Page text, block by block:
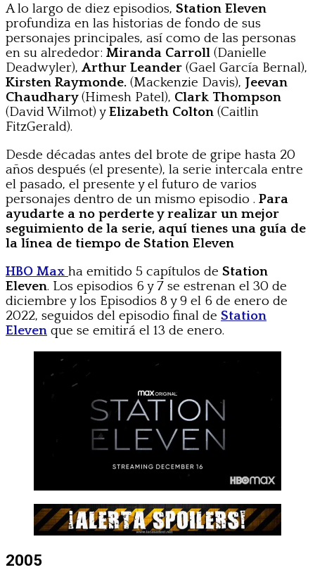
A lo largo de diez episodios, Station Eleven
profundiza en las historias de fondo de sus
personajes principales, así como de las personas
en su alrededor: Miranda Carroll (Danielle
Deadwyler), Arthur Leander (Gael García Bernal),
Kirsten Raymonde. (Mackenzie Davis), Jeevan
Chaudhary(Himesh Patel), Clark Thompson
(David Wilmot) yElizabeth Colton (Caitlin
FitzGerald).
Desde décadas antes del brote de gripe hasta 20
años después (el presente), la serie intercala entre
el pasado, el presente y el futuro de varios
personajes dentro de un mismo episodio . Para
ayudarte a no perderte y realizar un mejor
seguimiento de la serie, aquí tienes una guía de
la línea de tiempo de Station Eleven
HBO Max ha emitido 5 capítulos de Station
Eleven. Los episodios 6 y 7 se estrenan el 30 de
diciembre y los Episodios 8 y 9 el 6 de enero de
2022, seguidos del episodio final de Station
Eleven que se emitirá el 13 de enero.
2005